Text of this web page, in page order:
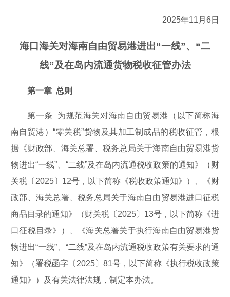
2025年11月6日
海口海关对海南自由贸易港进出“一线”、“二
线”及在岛内流通货物税收征管办法
第一章 总则
第一条 为规范海关对海南自由贸易港（以下简称海
南自贸港）“零关税”货物及其加工制成品的税收征管，根
据《财政部、海关总署、税务总局关于海南自由贸易港货
物进出“一线”、“二线”及在岛内流通税收政策的通知》（财
关税〔2025〕12号，以下简称《税收政策通知》）、《财
政部、海关总署、税务总局关于海南自由贸易港进口征税
商品目录的通知》（财关税〔2025〕13号，以下简称《进
口征税目录》）、《海关总署关于执行海南自由贸易港货
物进出“一线”、“二线”及在岛内流通税收政策有关要求的通
知》（署税函字〔2025〕81号，以下简称《执行税收政策
通知》）及有关法律法规，制定本办法。